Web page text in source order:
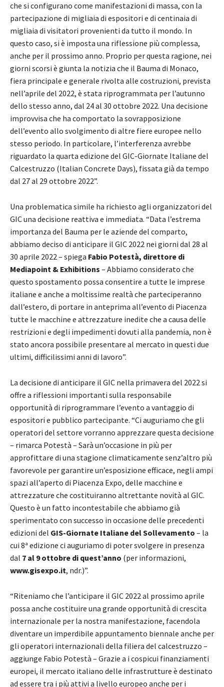
che si configurano come manifestazioni di massa, con la
partecipazione di migliaia di espositori e di centinaia di
migliaia di visitatori provenienti da tutto il mondo. In
questo caso, si è imposta una riflessione più complessa,
anche per il prossimo anno. Proprio per questa ragione, nei
giorni scorsi è giunta la notizia che il Bauma di Monaco,
fiera principale e generale rivolta alle costruzioni, prevista
nell’aprile del 2022, è stata riprogrammata per l’autunno
dello stesso anno, dal 24 al 30 ottobre 2022. Una decisione
improvvisa che ha comportato la sovrapposizione
dell’evento allo svolgimento di altre fiere europee nello
stesso periodo. In particolare, l’interferenza avrebbe
riguardato la quarta edizione del GIC-Giornate Italiane del
Calcestruzzo (Italian Concrete Days), fissata già da tempo
dal 27 al 29 ottobre 2022”.
Una problematica simile ha richiesto agli organizzatori del
GIC una decisione reattiva e immediata. “Data l’estrema
importanza del Bauma per le aziende del comparto,
abbiamo deciso di anticipare il GIC 2022 nei giorni dal 28 al
30 aprile 2022– spiega Fabio Potestà, direttore di
Mediapoint & Exhibitions – Abbiamo considerato che
questo spostamento possa consentire a tutte le imprese
italiane e anche a moltissime realtà che parteciperanno
dall’estero, di portare in anteprima all’evento di Piacenza
tutte le macchine e attrezzature inedite che a causa delle
restrizioni e degli impedimenti dovuti alla pandemia, non è
stato ancora possibile presentare al mercato in questi due
ultimi, difficilissimi anni di lavoro”.
La decisione di anticipare il GIC nella primavera del 2022 si
offre a riflessioni importanti sulla responsabile
opportunità di riprogrammare l’evento a vantaggio di
espositori e pubblico partecipante. “Ci auguriamo che gli
operatori del settore vorranno apprezzare questa decisione
– rimarca Potestà – Sarà un’occasione in più per
approfittare di una stagione climaticamente senz’altro più
favorevole per garantire un’esposizione efficace, negli ampi
spazi all’aperto di Piacenza Expo, delle macchine e
attrezzature che costituiranno altrettante novità al GIC.
Questo è un fatto incontestabile che abbiamo già
sperimentato con successo in occasione delle precedenti
edizioni del GIS-Giornate Italiane del Sollevamento – la
cui 8ª edizione ci auguriamo di poter svolgere in presenza
dal 7 al 9 ottobre di quest’anno (per informazioni,
www.gisexpo.it, ndr.)”.
“Riteniamo che l’anticipare il GIC 2022 al prossimo aprile
possa anche costituire una grande opportunità di crescita
internazionale per la nostra manifestazione, facendola
diventare un imperdibile appuntamento biennale anche per
gli operatori internazionali della filiera del calcestruzzo –
aggiunge Fabio Potestà – Grazie a i cospicui finanziamenti
europei, il mercato italiano delle infrastrutture è destinato
ad essere tra i più attivi a livello europeo anche per i